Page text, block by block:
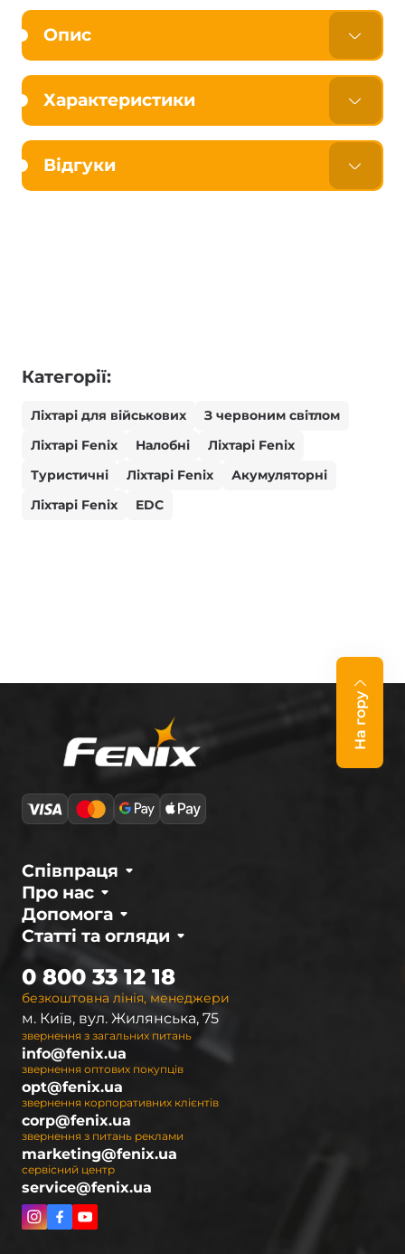
Опис
Характеристики
Відгуки
Категорії:
Ліхтарі для військових
З червоним світлом
Ліхтарі Fenix
Налобні
Ліхтарі Fenix
Туристичні
Ліхтарі Fenix
Акумуляторні
Ліхтарі Fenix
EDC
На гору
Про нас
Співпраця
Статті та огляди
Допомога
безкоштовна лінія, менеджери
0 800 33 12 18
м. Київ, вул. Жилянська, 75
звернення з загальних питань
info@fenix.ua
звернення оптових покупців
opt@fenix.ua
звернення корпоративних клієнтів
corp@fenix.ua
звернення з питань реклами
marketing@fenix.ua
сервісний центр
service@fenix.ua